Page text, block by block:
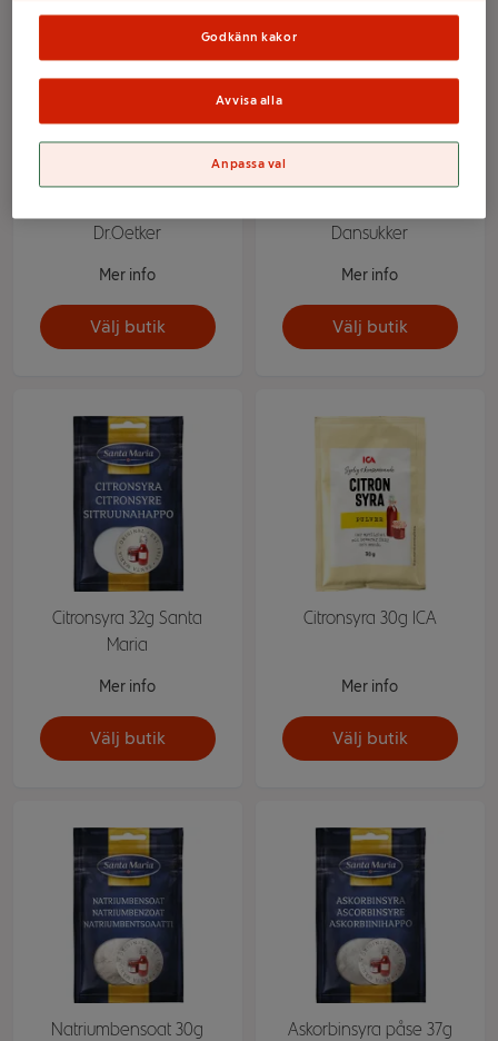
Dr.Oetker
Mer info
Välj butik
Dansukker
Mer info
Välj butik
Citronsyra 32g Santa
Maria
Mer info
Välj butik
Citronsyra 30g ICA
Mer info
Välj butik
Natriumbensoat 30g
Askorbinsyra påse 37g
Godkänn kakor
Avvisa alla
Anpassa val